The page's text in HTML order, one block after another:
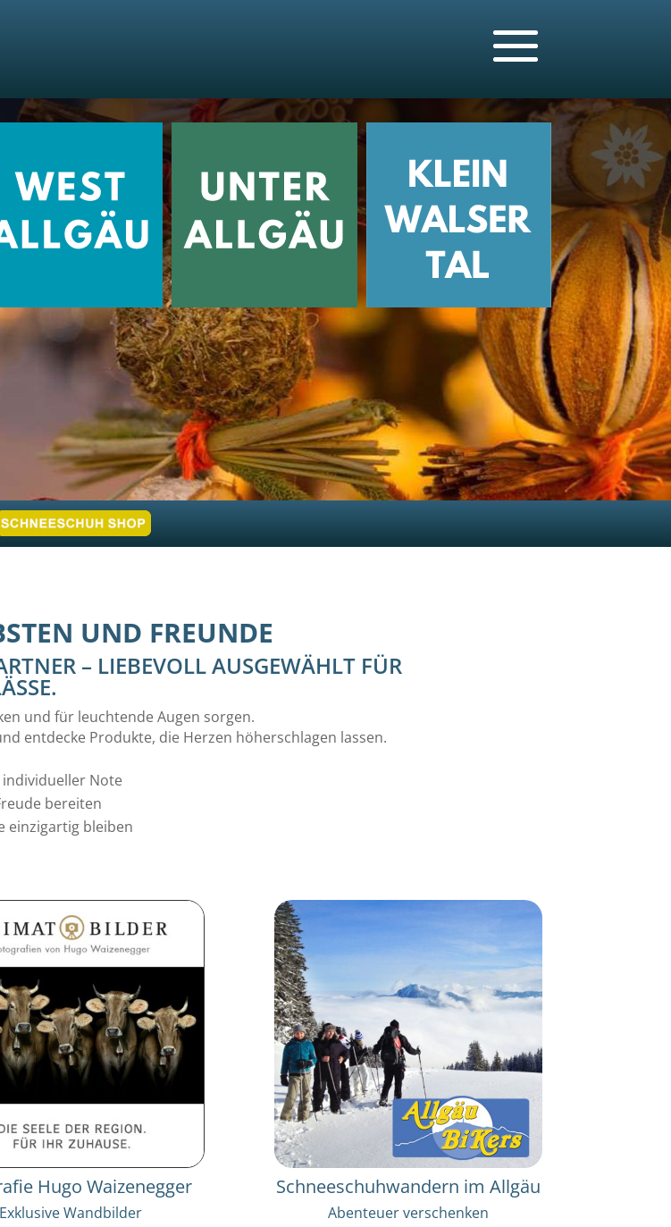
UND FREUNDE
– LIEBEVOLL AUSGEWÄHLT FÜR
und für leuchtende Augen sorgen.
entdecke Produkte, die Herzen höherschlagen lassen.
individueller Note
bereiten
einzigartig bleiben
Hugo Waizenegger
Exklusive Wandbilder
Schneeschuhwandern im Allgäu
Abenteuer verschenken